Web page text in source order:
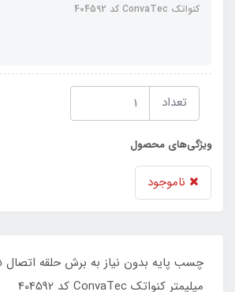
کنواتک ConvaTec کد 404592
تعداد
ویژگی‌های محصول
ناموجود
میلیمتر کنواتک ConvaTec کد 404592